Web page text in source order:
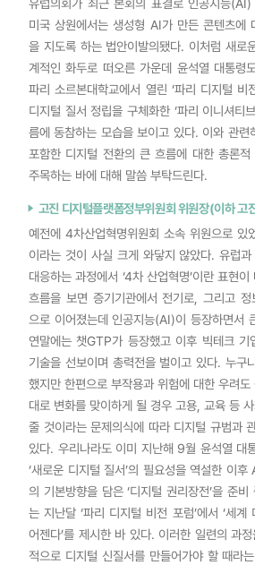
유럽의회가 최근 본회의 표결로 인공지능(AI)
미국 상원에서는 생성형 AI가 만든 콘텐츠에
을 지도록 하는 법안이발의됐다. 이처럼 새로
계적인 화두로 떠오른 가운데 윤석열 대통령
파리 소르본대학교에서 열린 ‘파리 디지털 비
디지털 질서 정립을 구체화한 ‘파리 이니셔티
름에 동참하는 모습을 보이고 있다. 이와 관련
포함한 디지털 전환의 큰 흐름에 대한 총론적
주목하는 바에 대해 말씀 부탁드린다.
고진 디지털플랫폼정부위원회 위원장(이하 고
예전에 4차산업혁명위원회 소속 위원으로 있
이라는 것이 사실 크게 와닿지 않았다. 유럽
대응하는 과정에서 ‘4차 산업혁명’이란 표현
흐름을 보면 증기기관에서 전기로, 그리고
으로 이어졌는데 인공지능(AI)이 등장하면서
연말에는 챗GTP가 등장했고 이후 빅테크 기
기술을 선보이며 총력전을 벌이고 있다. 누구
했지만 한편으로 부작용과 위험에 대한 우려
대로 변화를 맞이하게 될 경우 고용, 교육 등
줄 것이라는 문제의식에 따라 디지털 규범과
있다. 우리나라도 이미 지난해 9월 윤석열 대
‘새로운 디지털 질서’의 필요성을 역설한 이
의 기본방향을 담은 ‘디지털 권리장전’을 준
는 지난달 ‘파리 디지털 비전 포럼’에서 ‘세
어젠다’를 제시한 바 있다. 이러한 일련의 과
적으로 디지털 신질서를 만들어가야 할 때라